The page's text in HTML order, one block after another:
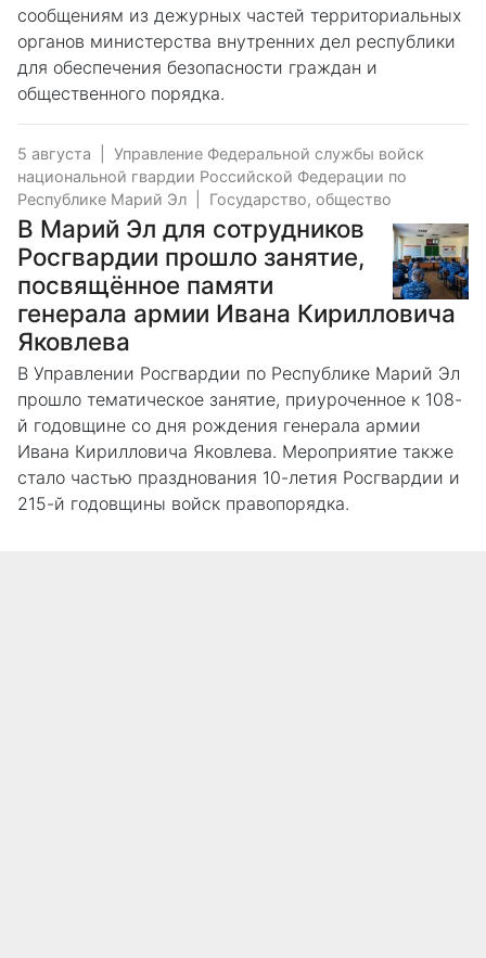
сообщениям из дежурных частей территориальных
органов министерства внутренних дел республики
для обеспечения безопасности граждан и
общественного порядка.
5 августа
Управление Федеральной службы войск
национальной гвардии Российской Федерации по
Республике Марий Эл
Государство, общество
В Марий Эл для сотрудников
Росгвардии прошло занятие,
посвящённое памяти
генерала армии Ивана Кирилловича
Яковлева
В Управлении Росгвардии по Республике Марий Эл
прошло тематическое занятие, приуроченное к 108-
й годовщине со дня рождения генерала армии
Ивана Кирилловича Яковлева. Мероприятие также
стало частью празднования 10-летия Росгвардии и
215-й годовщины войск правопорядка.